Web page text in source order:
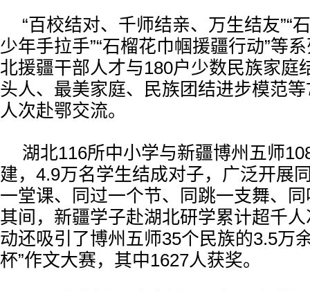
“百校结对、千师结亲、万生结友”“
少年手拉手”“石榴花巾帼援疆行动”等
北援疆干部人才与180户少数民族家庭
头人、最美家庭、民族团结进步模范
人次赴鄂交流。
湖北116所中小学与新疆博州五师
建，4.9万名学生结成对子，广泛开展
一堂课、同过一个节、同跳一支舞、
其间，新疆学子赴湖北研学累计超千
动还吸引了博州五师35个民族的3.5万
杯”作文大赛，其中1627人获奖。